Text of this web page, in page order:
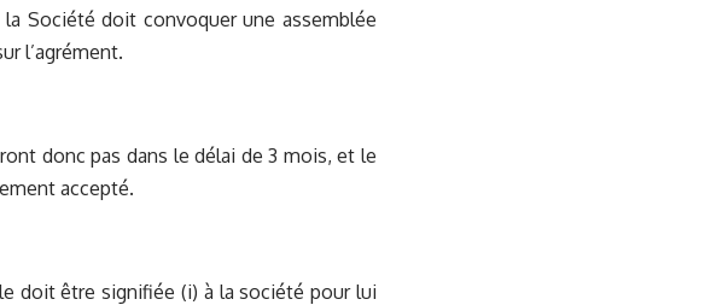
Société doit convoquer une assemblée
l’agrément.
donc pas dans le délai de 3 mois, et le
accepté.
doit être signifiée (i) à la société pour lui